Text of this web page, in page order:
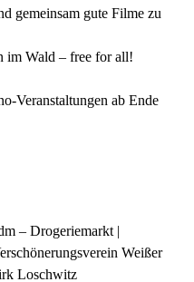
gemeinsam gute Filme zu
im Wald – free for all!
Veranstaltungen ab Ende
– Drogeriemarkt |
Weißer
Loschwitz